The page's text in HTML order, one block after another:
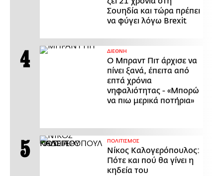
Σουηδία και τώρα πρέπει
να φύγει λόγω Brexit
ΔΙΕΘΝΗ
Ο Μπραντ Πιτ άρχισε να
πίνει ξανά, έπειτα από
επτά χρόνια
νηφαλιότητας - «Μπορώ
να πιω μερικά ποτήρια»
ΠΟΛΙΤΙΣΜΟΣ
Νίκος Καλογερόπουλος:
Πότε και πού θα γίνει η
κηδεία του